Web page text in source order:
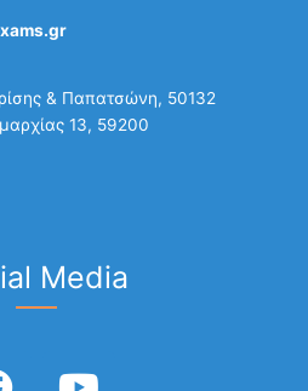
& Παπατσώνη, 50132
13, 59200
Media
Y